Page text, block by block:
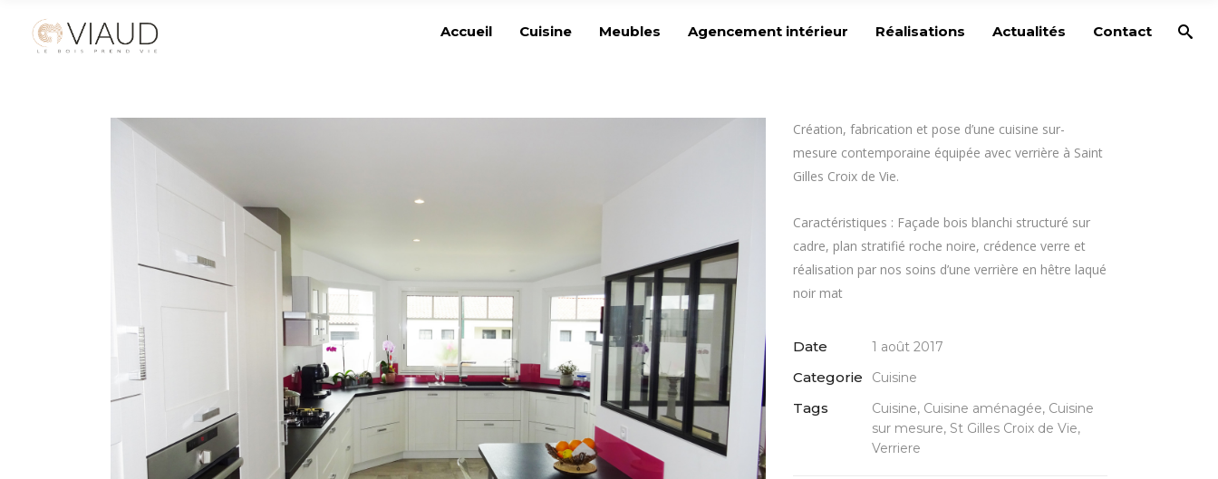
Accueil Cuisine Meubles Agencement intérieur Réalisations Actualités Contact
Création, fabrication et pose d’une cuisine sur-
mesure contemporaine équipée avec verrière à Saint
Gilles Croix de Vie.
Caractéristiques : Façade bois blanchi structuré sur
cadre, plan stratifié roche noire, crédence verre et
réalisation par nos soins d’une verrière en hêtre laqué
noir mat
Date 1 août 2017
Categorie Cuisine
Tags
Cuisine, Cuisine aménagée, Cuisine
sur mesure, St Gilles Croix de Vie,
Verriere